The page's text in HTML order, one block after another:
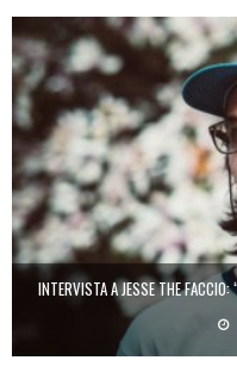
INTERVISTA A JESSE THE